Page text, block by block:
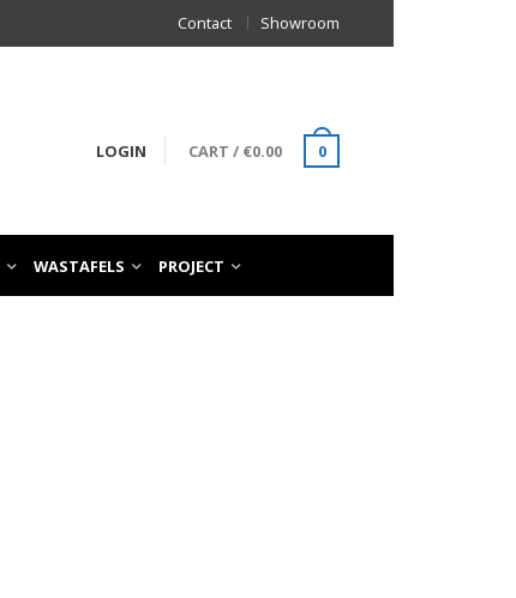
Contact Showroom
LOGIN CART / €0.00 0
WASTAFELS PROJECT